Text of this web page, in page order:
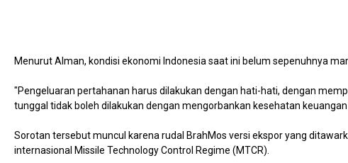
Menurut Alman, kondisi ekonomi Indonesia saat ini belum sepenuhnya
"Pengeluaran pertahanan harus dilakukan dengan hati-hati, dengan
tunggal tidak boleh dilakukan dengan mengorbankan kesehatan
Sorotan tersebut muncul karena rudal BrahMos versi ekspor yang
internasional Missile Technology Control Regime (MTCR).